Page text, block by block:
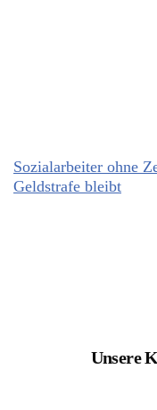
Sozialarbeiter ohne
Geldstrafe bleibt
Unsere